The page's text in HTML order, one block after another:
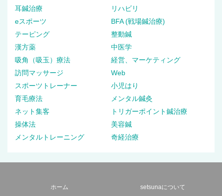
耳鍼治療
リハビリ
eスポーツ
BFA (戦場鍼治療)
テーピング
整動鍼
漢方薬
中医学
吸角（吸玉）療法
経営、マーケティング
訪問マッサージ
Web
スポーツトレーナー
小児はり
育毛療法
メンタル鍼灸
ネット集客
トリガーポイント鍼治療
操体法
美容鍼
メンタルトレーニング
奇経治療
ホーム setsunaについて